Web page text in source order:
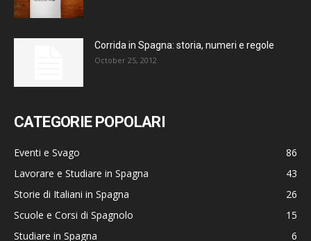
Corrida in Spagna: storia, numeri e regole
October 25, 2012
CATEGORIE POPOLARI
Eventi e Svago
86
Lavorare e Studiare in Spagna
43
Storie di Italiani in Spagna
26
Scuole e Corsi di Spagnolo
15
Studiare in Spagna
6